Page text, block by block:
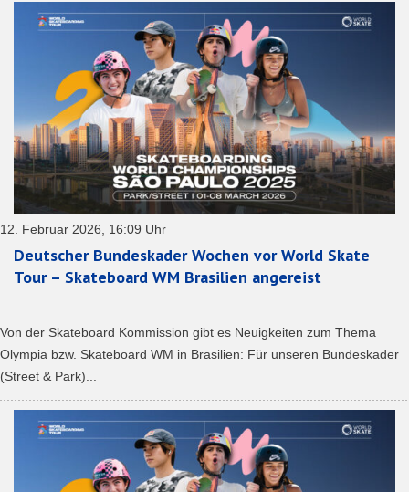
12. Februar 2026, 16:09 Uhr
Deutscher Bundeskader Wochen vor World Skate
Tour – Skateboard WM Brasilien angereist
Von der Skateboard Kommission gibt es Neuigkeiten zum Thema
Olympia bzw. Skateboard WM in Brasilien: Für unseren Bundeskader
(Street & Park)...